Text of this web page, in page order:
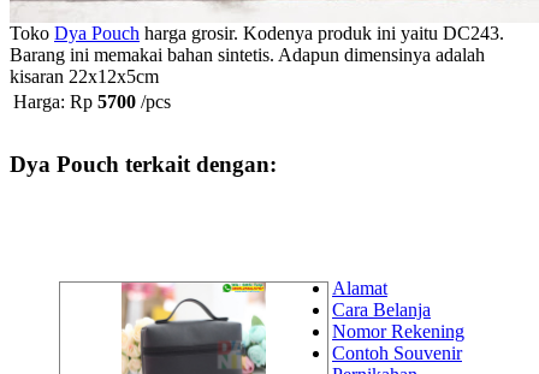
Toko Dya Pouch harga grosir. Kodenya produk ini yaitu DC243.
Barang ini memakai bahan sintetis. Adapun dimensinya adalah
kisaran 22x12x5cm
Harga: Rp 5700 /pcs
Dya Pouch terkait dengan:
Alamat
Cara Belanja
Nomor Rekening
Contoh Souvenir